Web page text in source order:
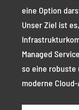
eine Option
Unser Ziel ist
Managed
so eine robuste
moderne